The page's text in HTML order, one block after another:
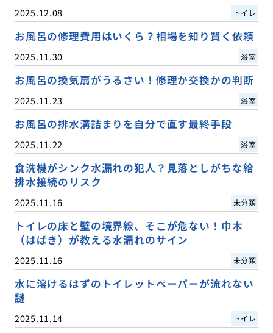
2025.12.08 トイレ
お風呂の修理費用はいくら？相場を知り賢く依頼
2025.11.30 浴室
お風呂の換気扇がうるさい！修理か交換かの判断
2025.11.23 浴室
お風呂の排水溝詰まりを自分で直す最終手段
2025.11.22 浴室
食洗機がシンク水漏れの犯人？見落としがちな給
排水接続のリスク
2025.11.16 未分類
トイレの床と壁の境界線、そこが危ない！巾木
（はばき）が教える水漏れのサイン
2025.11.16 未分類
水に溶けるはずのトイレットペーパーが流れない
謎
2025.11.14 トイレ